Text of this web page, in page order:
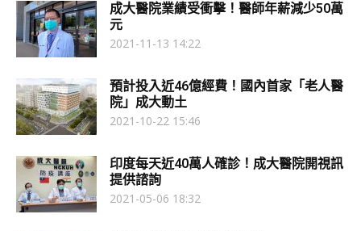
成大醫院業績受衝擊！醫師年薪減少50萬
元
2021-11-13 14:22
預計投入近46億經費！國內首家「老人醫
院」成大動土
2021-10-22 15:46
印度每天近40萬人確診！成大醫院開視訊
提供諮詢
2021-05-06 18:32